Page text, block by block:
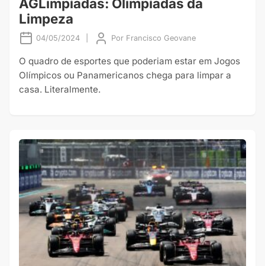
AGLimpíadas: Olimpíadas da
Limpeza
04/05/2024 Por Francisco Geovane
O quadro de esportes que poderiam estar em Jogos
Olímpicos ou Panamericanos chega para limpar a
casa. Literalmente.